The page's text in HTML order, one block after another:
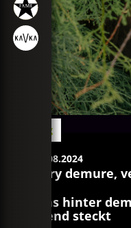
Blog
22.08.2024
Very demure,
Was hinter
Trend steckt